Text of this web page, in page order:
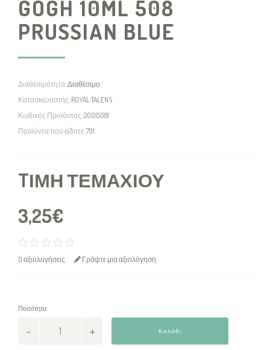
GOGH 10ML 508
PRUSSIAN BLUE
Διαθεσιμότητα:Διαθέσιμο
Κατασκευαστής: ROYAL TALENS
Κωδικός Προϊόντος:20015081
Προϊόντα που είδατε:791
TΙΜΉ ΤΕΜΑΧΊΟΥ
3,25€
0 αξιολογήσεις Γράψτε μια αξιολόγηση
Ποσότητα
Καλάθι